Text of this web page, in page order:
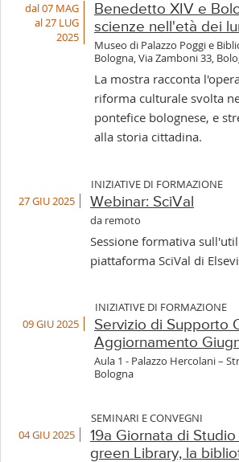
dal 07 MAG
al 27 LUG
2025
Benedetto XIV e
scienze nell'età dei
Museo di Palazzo Poggi e
Bologna, Via Zamboni 33,
La mostra racconta
riforma culturale svolta
pontefice bolognese, e
alla storia cittadina.
INIZIATIVE DI FORMAZIONE
27 GIU 2025
Webinar: SciVal
da remoto
Sessione formativa
piattaforma SciVal di
INIZIATIVE DI FORMAZIONE
09 GIU 2025
Servizio di Supporto
Aggiornamento
Aula 1 - Palazzo Hercolani – Strada Maggiore 45,
Bologna
SEMINARI E CONVEGNI
04 GIU 2025
19a Giornata di
green Library, la